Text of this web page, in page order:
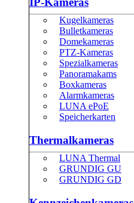
Kugelkameras
Bulletkameras
Domekameras
PTZ-Kameras
Spezialkameras
Panoramakams
Boxkameras
Alarmkameras
LUNA ePoE
Speicherkarten
Thermalkameras
LUNA Thermal
GRUNDIG GU
GRUNDIG GD